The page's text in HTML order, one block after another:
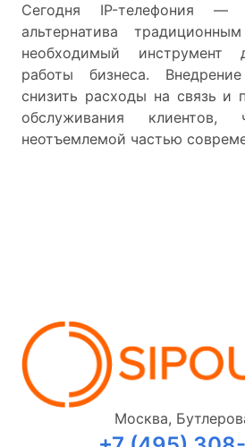
Сегодня IP-телефония
альтернатива
необходимый инструмент
работы бизнеса.
снизить расходы на связь и
обслуживания
неотъемлемой частью
Москва,